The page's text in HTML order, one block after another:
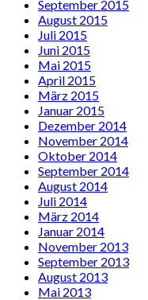
September 2015
August 2015
Juli 2015
Juni 2015
Mai 2015
April 2015
März 2015
Januar 2015
Dezember 2014
November 2014
Oktober 2014
September 2014
August 2014
Juli 2014
März 2014
Januar 2014
November 2013
September 2013
August 2013
Mai 2013